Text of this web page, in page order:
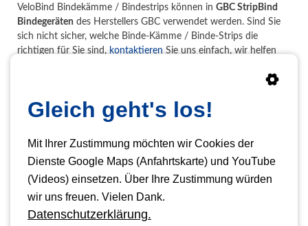
VeloBind Bindekämme / Bindestrips können in GBC StripBind
Bindegeräten des Herstellers GBC verwendet werden. Sind Sie
sich nicht sicher, welche Binde-Kämme / Binde-Strips die
richtigen für Sie sind, kontaktieren Sie uns einfach, wir helfen
GBC VeloBind Velo Bind Strips
DIN A4
Farben
Verpackungseinheit
Gleich geht's los!
Mit Ihrer Zustimmung möchten wir Cookies der
Dienste Google Maps (Anfahrtskarte) und YouTube
(Videos) einsetzen. Über Ihre Zustimmung würden
wir uns freuen. Vielen Dank.
Datenschutzerklärung.